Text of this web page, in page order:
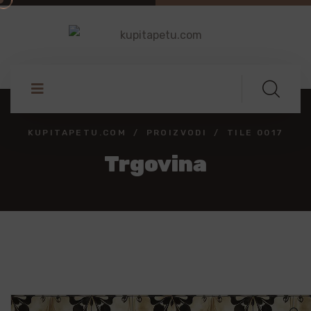
KUPITAPETU.COM PROIZVODI TILE 0017
Trgovina